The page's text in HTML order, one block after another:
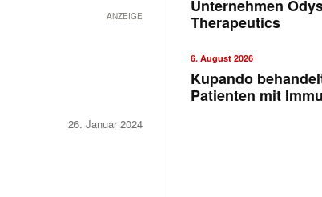
ANZEIGE
26. Januar 2024
Unternehmen
Therapeutics
6. August 2026
Kupando
Patienten mit